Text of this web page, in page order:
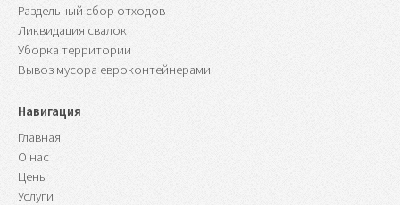
Раздельный сбор отходов
Ликвидация свалок
Уборка территории
Вывоз мусора евроконтейнерами
Навигация
Главная
О нас
Цены
Услуги